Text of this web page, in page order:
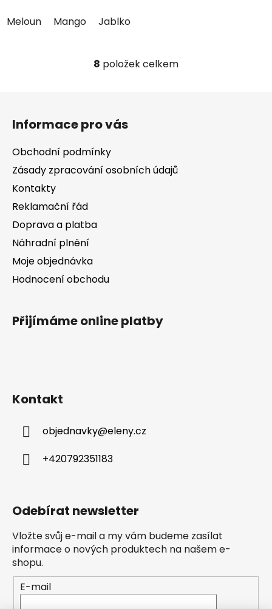
Meloun Mango Jablko
O
í
p
8 položek celkem
Informace pro vás
Obchodní podmínky
Zásady zpracování osobních údajů
Kontakty
Reklamační řád
Doprava a platba
Náhradní plnění
Moje objednávka
Hodnocení obchodu
Přijímáme online platby
Kontakt
objednavky@eleny.cz
+420792351183
Odebírat newsletter
Vložte svůj e-mail a my vám budeme zasílat
informace o nových produktech na našem e-
shopu.
E-mail